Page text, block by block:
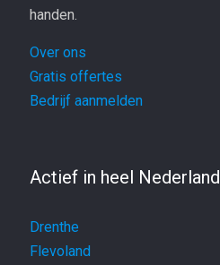
handen.
Over ons
Gratis offertes
Bedrijf aanmelden
Actief in heel Nederland
Drenthe
Flevoland